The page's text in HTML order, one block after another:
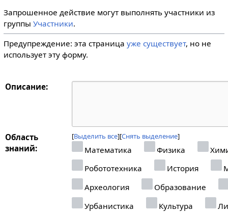
Запрошенное действие могут выполнять участники из
группы Участники.
Предупреждение: эта страница уже существует, но не
использует эту форму.
Описание:
Область
знаний:
Выделить все Снять выделение
Математика Физика
Робототехника
История
Археология
Образование
Урбанистика
Культура